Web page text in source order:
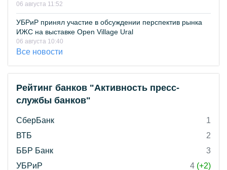
06 августа 11:52
УБРиР принял участие в обсуждении перспектив рынка
ИЖС на выставке Open Village Ural
06 августа 10:40
Все новости
Рейтинг банков "Активность пресс-
службы банков"
СберБанк
1
ВТБ
2
ББР Банк
3
УБРиР
4 (+2)